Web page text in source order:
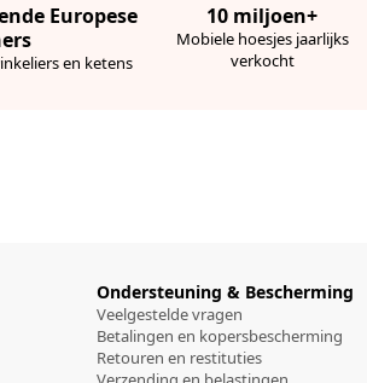
Europese
en ketens
10 miljoen+
Mobiele hoesjes jaarlijks
verkocht
Ondersteuning & Bescherming
Veelgestelde vragen
Betalingen en kopersbescherming
Retouren en restituties